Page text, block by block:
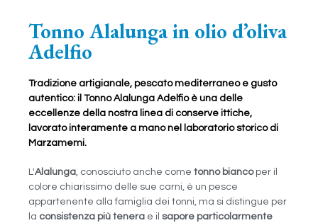
Tonno Alalunga in olio d’oliva
Adelfio
Tradizione artigianale, pescato mediterraneo e gusto
autentico: il Tonno Alalunga Adelfio è una delle
eccellenze della nostra linea di conserve ittiche,
lavorato interamente a mano nel laboratorio storico di
Marzamemi.
L'Alalunga, conosciuto anche come tonno biancoper il
colore chiarissimo delle sue carni, è un pesce
appartenente alla famiglia dei tonni, ma si distingue per
la consistenza più tenera e il sapore particolarmente